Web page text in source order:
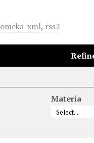
omeka-xml, rss2
Materia